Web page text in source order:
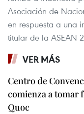
Asociación de
en respuesta a una
titular de la ASEAN
VER MÁS
Centro de
comienza a tomar
Quoc